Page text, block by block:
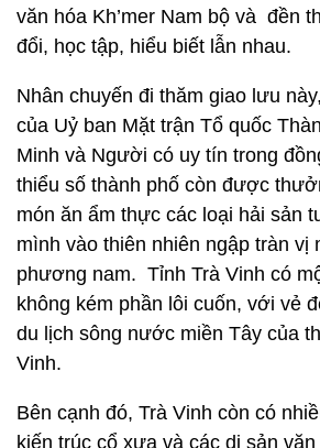
văn hóa Kh’mer Nam bộ và đền
đổi, học tập, hiểu biết lẫn nhau.
Nhân chuyến đi thăm giao lưu
của Uỷ ban Mặt trận Tổ quốc
Minh và Người có uy tín trong
thiểu số thành phố còn được
món ăn ẩm thực các loại hải sản
mình vào thiên nhiên ngập tràn vị
phương nam. Tỉnh Trà Vinh có
không kém phần lôi cuốn, với vẻ
du lịch sông nước miền Tây của
Vinh.
Bên cạnh đó, Trà Vinh còn có
kiến trúc cổ xưa và các di sản